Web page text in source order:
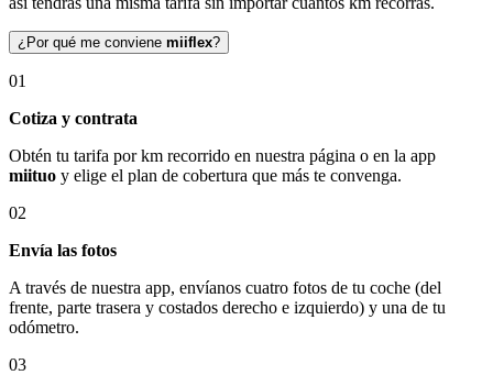
¿Por qué me conviene miiflex?
01
Cotiza y contrata
Obtén tu tarifa por km recorrido en nuestra página o en la app
miituo y elige el plan de cobertura que más te convenga.
02
Envía las fotos
A través de nuestra app, envíanos cuatro fotos de tu coche (del
frente, parte trasera y costados derecho e izquierdo) y una de tu
odómetro.
03